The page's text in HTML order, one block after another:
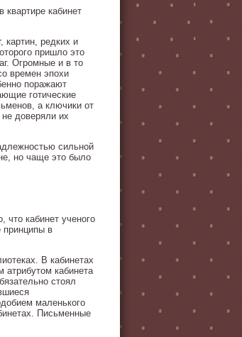
кабинет
картин, редких и
пришло это
Огромные и в то
времен эпохи
поражают
готические
а ключики от
доверяли их
сильной
но чаще это было
что кабинет ученого
принципы в
В кабинетах
кабинета
стоял
маленького
Письменные